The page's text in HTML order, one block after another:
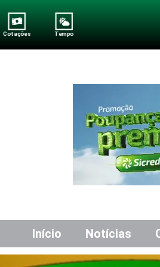
Cotações Tempo
Início Notícias